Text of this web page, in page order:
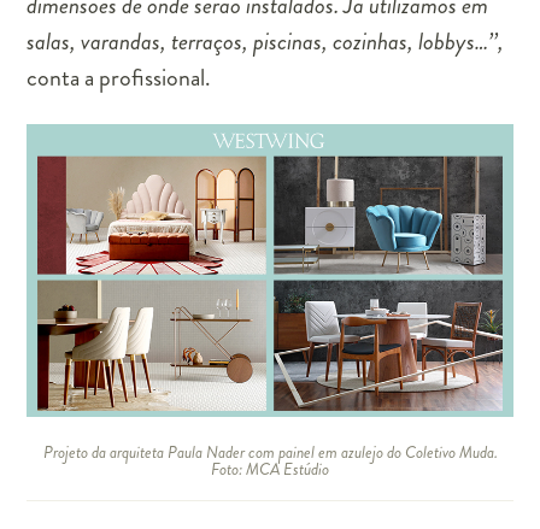
salas, varandas, terraços, piscinas, cozinhas, lobbys…’’,
conta a profissional.
Projeto da arquiteta Paula Nader com painel em azulejo do Coletivo Muda.
Foto:MCA Estúdio